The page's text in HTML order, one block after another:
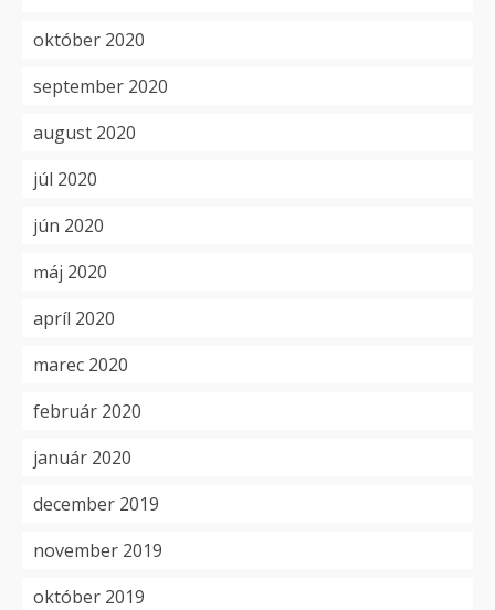
október 2020
september 2020
august 2020
júl 2020
jún 2020
máj 2020
apríl 2020
marec 2020
február 2020
január 2020
december 2019
november 2019
október 2019